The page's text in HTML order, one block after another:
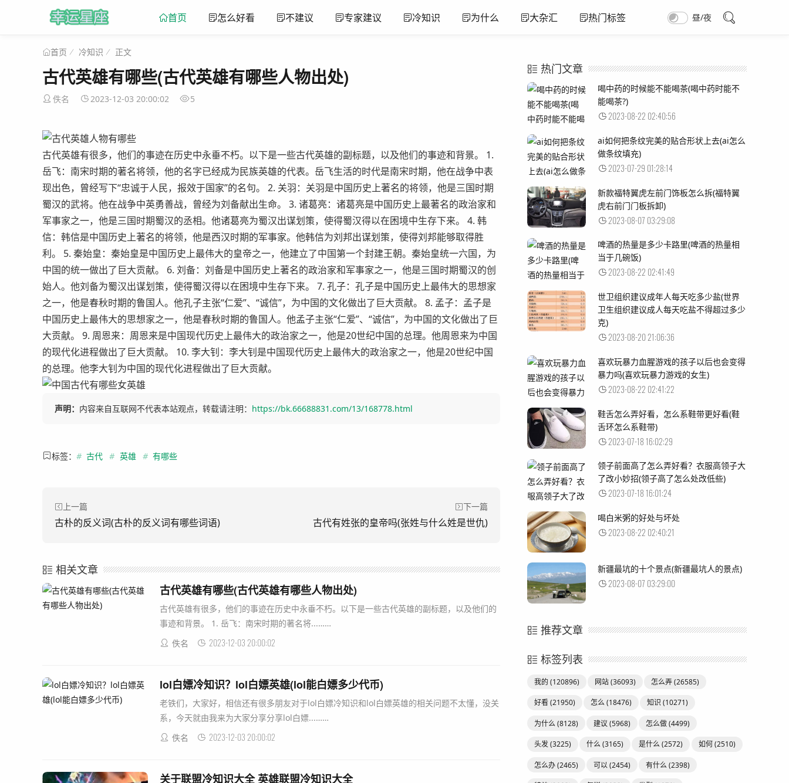
首页 怎么好看 不建议 专家建议 冷知识 为什么 大杂汇 热门标签 昼/夜
首页 冷知识 正文
古代英雄有哪些(古代英雄有哪些人物出处)
佚名 2023-12-03 20:00:02 5
古代英雄有很多，他们的事迹在历史中永垂不朽。以下是一些古代英雄的副标题，以及他们的事迹和背景。 1.
岳飞：南宋时期的著名将领，他的名字已经成为民族英雄的代表。岳飞生活的时代是南宋时期，他在战争中表
现出色，曾经写下“忠诚于人民，报效于国家”的名句。 2. 关羽：关羽是中国历史上著名的将领，他是三国时期
蜀汉的武将。他在战争中英勇善战，曾经为刘备献出生命。 3. 诸葛亮：诸葛亮是中国历史上最著名的政治家和
军事家之一，他是三国时期蜀汉的丞相。他诸葛亮为蜀汉出谋划策，使得蜀汉得以在困境中生存下来。 4. 韩
信：韩信是中国历史上著名的将领，他是西汉时期的军事家。他韩信为刘邦出谋划策，使得刘邦能够取得胜
利。 5. 秦始皇：秦始皇是中国历史上最伟大的皇帝之一，他建立了中国第一个封建王朝。秦始皇统一六国，为
中国的统一做出了巨大贡献。 6. 刘备：刘备是中国历史上著名的政治家和军事家之一，他是三国时期蜀汉的创
始人。他刘备为蜀汉出谋划策，使得蜀汉得以在困境中生存下来。 7. 孔子：孔子是中国历史上最伟大的思想家
之一，他是春秋时期的鲁国人。他孔子主张“仁爱”、“诚信”，为中国的文化做出了巨大贡献。 8. 孟子：孟子是
中国历史上最伟大的思想家之一，他是春秋时期的鲁国人。他孟子主张“仁爱”、“诚信”，为中国的文化做出了巨
大贡献。 9. 周恩来：周恩来是中国现代历史上最伟大的政治家之一，他是20世纪中国的总理。他周恩来为中国
的现代化进程做出了巨大贡献。 10. 李大钊：李大钊是中国现代历史上最伟大的政治家之一，他是20世纪中国
的总理。他李大钊为中国的现代化进程做出了巨大贡献。
声明： 内容来自互联网不代表本站观点，转载请注明： https://bk.66688831.com/13/168778.html
标签： # 古代 # 英雄 # 有哪些
上一篇
古朴的反义词(古朴的反义词有哪些词语)
下一篇
古代有姓张的皇帝吗(张姓与什么姓是世仇)
相关文章
古代英雄有哪些(古代英雄有哪些人物出处)
古代英雄有很多，他们的事迹在历史中永垂不朽。以下是一些古代英雄的副标题，以及他们的
事迹和背景。 1. 岳飞：南宋时期的著名将...……
佚名
2023-12-03 20:00:02
lol白嫖冷知识？lol白嫖英雄(lol能白嫖多少代币)
老铁们，大家好，相信还有很多朋友对于lol白嫖冷知识和lol白嫖英雄的相关问题不太懂，没关
系，今天就由我来为大家分享分享lol白嫖...……
佚名
2023-12-03 20:00:02
关于联盟冷知识大全 英雄联盟冷知识大全
热门文章
喝中药的时候能不能喝茶(喝中药时能不
能喝茶?)
2023-08-22 02:40:56
ai如何把条纹完美的贴合形状上去(ai怎么
做条纹填充)
2023-07-29 01:28:14
新款福特翼虎左前门饰板怎么拆(福特翼
虎右前门门板拆卸)
2023-08-07 03:29:08
啤酒的热量是多少卡路里(啤酒的热量相
当于几碗饭)
2023-08-22 02:41:49
世卫组织建议成年人每天吃多少盐(世界
卫生组织建议成人每天吃盐不得超过多少
克)
2023-08-20 21:06:36
喜欢玩暴力血腥游戏的孩子以后也会变得
暴力吗(喜欢玩暴力游戏的女生)
2023-08-22 02:41:22
鞋舌怎么弄好看，怎么系鞋带更好看(鞋
舌环怎么系鞋带)
2023-07-18 16:02:29
领子前面高了怎么弄好看？衣服高领子大
了改小妙招(领子高了怎么处改低些)
2023-07-18 16:01:24
喝白米粥的好处与坏处
2023-08-22 02:40:21
新疆最坑的十个景点(新疆最坑人的景点)
2023-08-07 03:29:00
推荐文章
标签列表
我的 (120896) 网站(36093) 怎么弄(26585)
好看(21950) 怎么(18476) 知识 (10271)
为什么(8128) 建议 (5968) 怎么做(4499)
头发(3225) 什么(3165) 是什么(2572) 如何(2510)
怎么办(2465) 可以(2454) 有什么(2398)